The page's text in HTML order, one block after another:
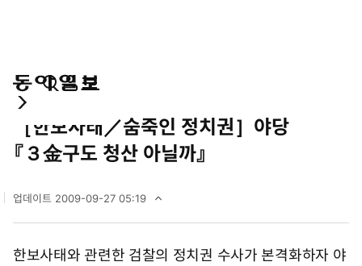
통
검
색
마
페
이
지
전
메
뉴
펼
기
정치
［한보사태／숨죽인 정치권］야당
『３金구도 청산 아닐까』
업데이트 2009-09-27 05:19
9
한보사태와 관련한 검찰의 정치권 수사가 본격화하자 야